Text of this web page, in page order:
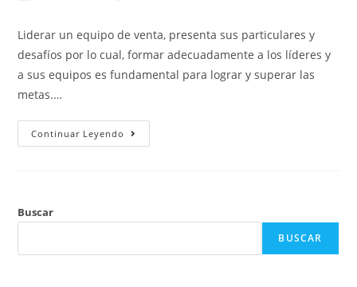
Liderar un equipo de venta, presenta sus particulares y
desafíos por lo cual, formar adecuadamente a los líderes y
a sus equipos es fundamental para lograr y superar las
metas.…
Continuar Leyendo
Buscar
BUSCAR